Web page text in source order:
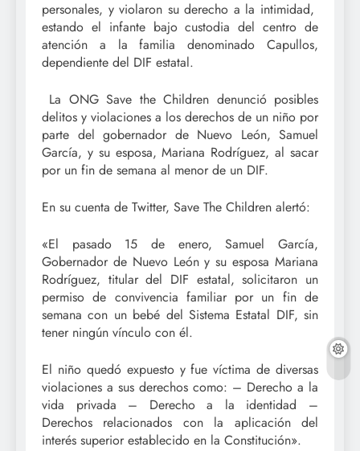
personales, y violaron su derecho a la intimidad,
estando el infante bajo custodia del centro de
atención a la familia denominado Capullos,
dependiente del DIF estatal.
La ONG Save the Children denunció posibles
delitos y violaciones a los derechos de un niño por
parte del gobernador de Nuevo León, Samuel
García, y su esposa, Mariana Rodríguez, al sacar
por un fin de semana al menor de un DIF.
En su cuenta de Twitter, Save The Children alertó:
«El pasado 15 de enero, Samuel García,
Gobernador de Nuevo León y su esposa Mariana
Rodríguez, titular del DIF estatal, solicitaron un
permiso de convivencia familiar por un fin de
semana con un bebé del Sistema Estatal DIF, sin
tener ningún vínculo con él.
El niño quedó expuesto y fue víctima de diversas
violaciones a sus derechos como: – Derecho a la
vida privada – Derecho a la identidad –
Derechos relacionados con la aplicación del
interés superior establecido en la Constitución».